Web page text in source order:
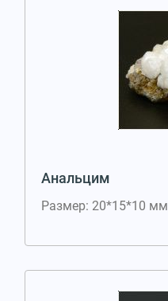
Анальцим
Размер: 20*15*10 мм